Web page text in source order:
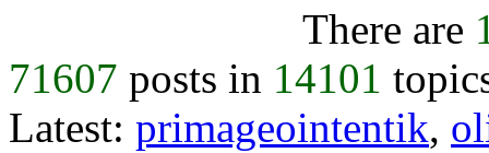
There are
71607 posts in 14101
Latest: primageointentik,